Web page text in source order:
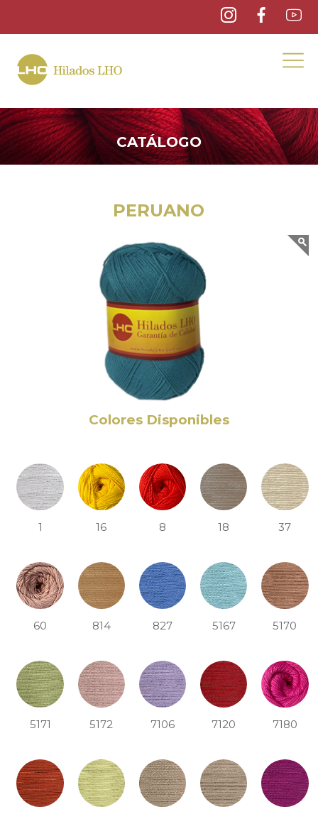
CATÁLOGO
PERUANO
Colores Disponibles
1 16 8 18 37
60 814 827 5167 5170
5171 5172 7106 7120 7180